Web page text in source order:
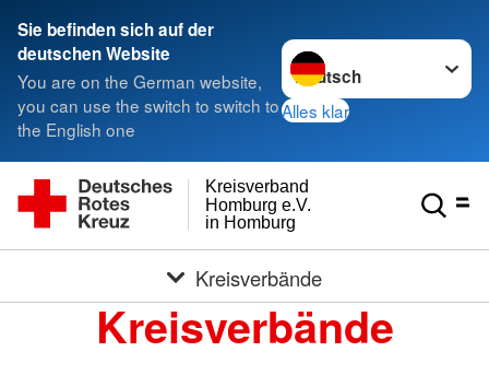
Sie befinden sich auf der
deutschen Website
You are on the German website,
you can use the switch to switch to
the English one
Sprache wechseln zu
Alles klar
in Homburg
Homburg e.V.
Kreisverband
Kreisverbände
Kreisverbände